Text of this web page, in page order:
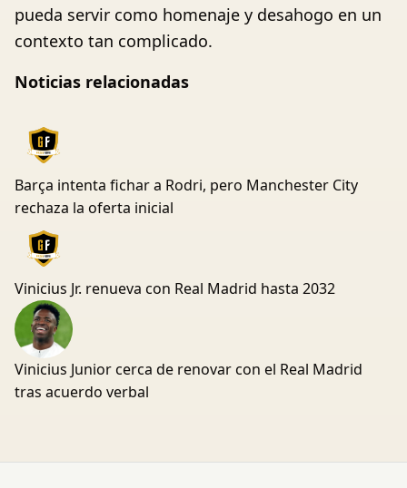
pueda servir como homenaje y desahogo en un
contexto tan complicado.
Noticias relacionadas
Barça intenta fichar a Rodri, pero Manchester City
rechaza la oferta inicial
Vinicius Jr. renueva con Real Madrid hasta 2032
Vinicius Junior cerca de renovar con el Real Madrid
tras acuerdo verbal